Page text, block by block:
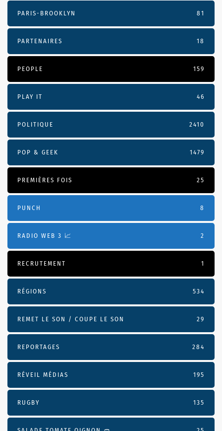
PARIS-BROOKLYN 81
PARTENAIRES 18
PEOPLE 159
PLAY IT 46
POLITIQUE 2410
POP & GEEK 1479
PREMIÈRES FOIS 25
PUNCH 8
RADIO WEB 3 📈 2
RECRUTEMENT 1
RÉGIONS 534
REMET LE SON / COUPE LE SON 29
REPORTAGES 284
RÉVEIL MÉDIAS 195
RUGBY 135